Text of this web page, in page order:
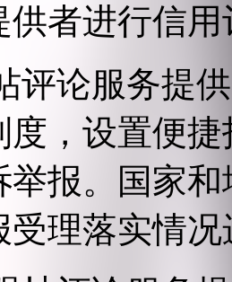
供者进行信用
评论服务提
度，设置便
举报。国家
受理落实情